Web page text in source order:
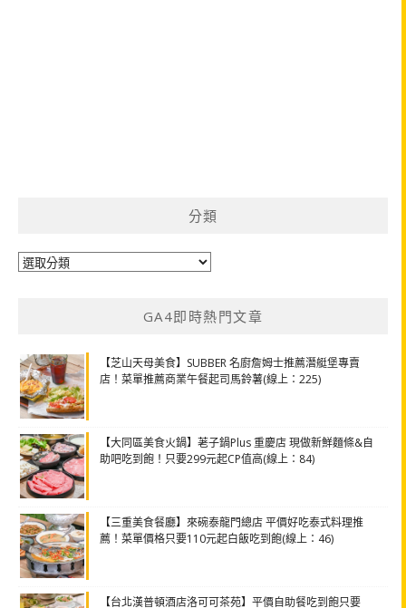
分類
分
GA4即時熱門文章
【芝山天母美食】SUBBER 名廚詹姆士推薦潛艇堡專賣
店！菜單推薦商業午餐起司馬鈴薯(線上：225)
【大同區美食火鍋】荖子鍋Plus 重慶店 現做新鮮麵條&自
助吧吃到飽！只要299元起CP值高(線上：84)
【三重美食餐廳】來碗泰龍門總店 平價好吃泰式料理推
薦！菜單價格只要110元起白飯吃到飽(線上：46)
【台北漢普頓酒店洛可可茶苑】平價自助餐吃到飽只要